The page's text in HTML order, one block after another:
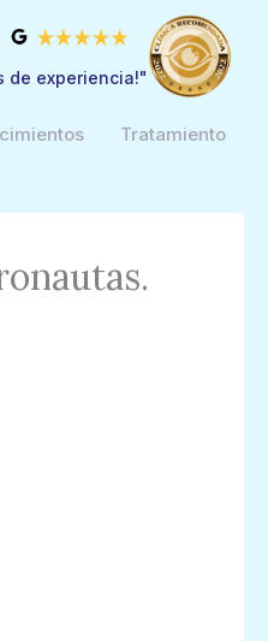
de experiencia!"
Tratamiento